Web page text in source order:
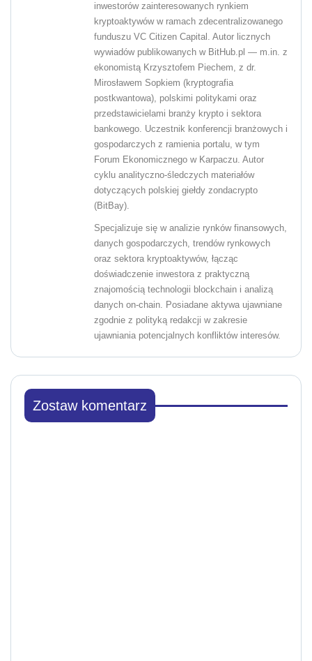
inwestorów zainteresowanych rynkiem
kryptoaktywów w ramach zdecentralizowanego
funduszu VC Citizen Capital. Autor licznych
wywiadów publikowanych w BitHub.pl — m.in. z
ekonomistą Krzysztofem Piechem, z dr.
Mirosławem Sopkiem (kryptografia
postkwantowa), polskimi politykami oraz
przedstawicielami branży krypto i sektora
bankowego. Uczestnik konferencji branżowych i
gospodarczych z ramienia portalu, w tym
Forum Ekonomicznego w Karpaczu. Autor
cyklu analityczno-śledczych materiałów
dotyczących polskiej giełdy zondacrypto
(BitBay).
Specjalizuje się w analizie rynków finansowych,
danych gospodarczych, trendów rynkowych
oraz sektora kryptoaktywów, łącząc
doświadczenie inwestora z praktyczną
znajomością technologii blockchain i analizą
danych on-chain. Posiadane aktywa ujawniane
zgodnie z polityką redakcji w zakresie
ujawniania potencjalnych konfliktów interesów.
Zostaw komentarz